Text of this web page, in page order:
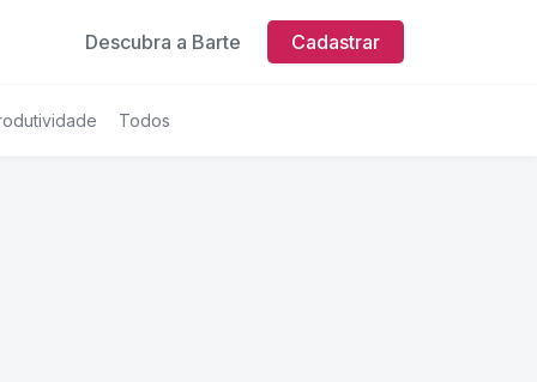
Descubra a Barte Cadastrar
Todos